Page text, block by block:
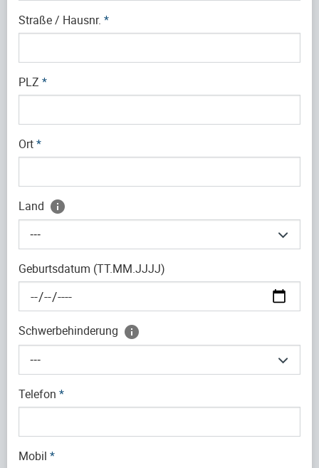
Straße / Hausnr. *
PLZ *
Ort*
Land
---
Geburtsdatum (TT.MM.JJJJ)
Schwerbehinderung
---
Telefon *
Mobil *